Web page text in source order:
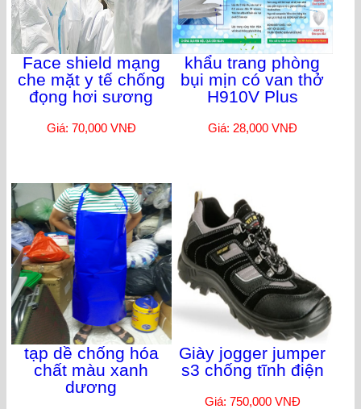
Face shield mạng
che mặt y tế chống
đọng hơi sương
Giá: 70,000 VNĐ
khẩu trang phòng
bụi mịn có van thở
H910V Plus
Giá: 28,000 VNĐ
tạp dề chống hóa
chất màu xanh
dương
Giày jogger jumper
s3 chống tĩnh điện
Giá: 750,000 VNĐ